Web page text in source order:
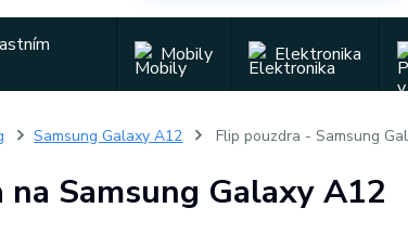
Mobily Elektronika
Samsung Galaxy A12 Flip pouzdra - Samsung
Samsung Galaxy A12